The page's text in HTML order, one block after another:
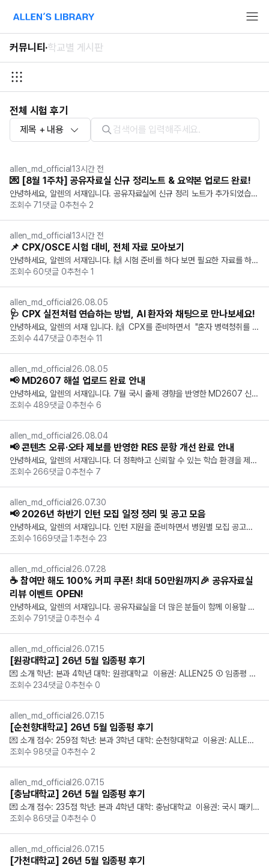
알렌의 서재 홈페이지로 이동
커뮤니티 ·학교별 게시판
전체 시험 후기
제목 + 내용
allen_md_official13시간 전
💌 [8월 1주차] 공유자료실 신규 정리노트 & 요약본 업로드 완료!
안녕하세요, 알렌의 서재입니다. 공유자료실에 신규 정리 노트가 추가되었습니
다! ✨ 기종평부터 국시 노트까지 직접 정리한 다양한 학습 노트를 확인하고, 필
조회수 71댓글 0추천수 2
allen_md_official13시간 전
📌 CPX/OSCE 시험 대비, 전체 자료 모아보기
안녕하세요, 알렌의 서재입니다. 🙌 시험 준비를 하다 보면 필요한 자료를 하나
씩 찾아보는 데 생각보다 시간이 많이 드는데요. 그래서 곧 다가오는 CPX/OS
조회수 60댓글 0추천수 1
allen_md_official26.08.05
🩺 CPX 실전처럼 연습하는 방법, AI 환자와 채팅으로 만나보세요!
안녕하세요, 알렌의 서재 입니다. 🙌 ​ CPX를 준비하면서  "혼자 병력청취를 연
습하기 어렵다." ,  "실전처럼 대화하며 연습할 방법이 없을까?"  고민해보신 적
조회수447댓글 0추천수 11
allen_md_official26.08.05
📢 MD2607 해설 업로드 완료 안내
안녕하세요, 알렌의 서재입니다. 7월 국시 출제 경향을 반영한 MD2607 신규
문항 해설 업로드가 완료 되었습니다. 🎉 📝 해설 확인 방법 나의 서재 -> 과목
조회수489댓글 0추천수 6
allen_md_official26.08.04
📢 콘텐츠 오류·오타 제보를 반영한 RES 문항 개선 완료 안내
안녕하세요, 알렌의 서재입니다. 더 정확하고 신뢰할 수 있는 학습 환경을 제공
하기 위해,   콘텐츠 오류·오타 제보를 바탕으로 RES 문항 개선 작업을 진행했
조회수 266댓글 0추천수 7
allen_md_official26.07.30
📢 2026년 하반기 인턴 모집 일정 정리 및 공고 모음
안녕하세요, 알렌의 서재입니다. 인턴 지원을 준비하면서 병원별 모집 공고를
하나씩 찾아보기 번거로우셨나요? 한곳에서 편하게 확인하실 수 있도록 병원
조회수1669댓글1추천수 23
allen_md_official26.07.28
☕ 참여만 해도 100% 커피 쿠폰! 최대 50만원까지🎉 공유자료실
리뷰 이벤트 OPEN!
안녕하세요, 알렌의 서재입니다. 공유자료실을 더 많은 분들이 함께 이용할 수
있도록 리뷰 이벤트가 새롭게 돌아왔습니다! 추천 1건 + 리뷰 1건만 작성하면
조회수 791 댓글 0추천수 4
allen_md_official26.07.15
[원광대학교] 26년 5월 임종평 후기
💌 소개 학년: 본과 4학년 대학: 원광대학교  이용권: ALLEN25 ① 임종평 체
감 난이도와 시험 후기를 작성해주세요. 이번 임종평은 전반적으로 이전보다
조회수 234댓글 0추천수 0
allen_md_official26.07.15
[순천향대학교] 26년 5월 임종평 후기
💌 소개 점수: 259점 학년: 본과 3학년 대학: 순천향대학교  이용권: ALLEN2
5 ① 임종평 체감 난이도와 시험 후기를 작성해주세요. 1,2 교시는 풀 만하다고
조회수 98댓글 0추천수 2
allen_md_official26.07.15
[충남대학교] 26년 5월 임종평 후기
💌 소개 점수: 235점 학년: 본과 4학년 대학: 충남대학교  이용권: 국시 패키
지 무료 체험 ① 임종평 체감 난이도와 시험 후기를 작성해주세요. 간단한 문제
조회수 86댓글 0추천수 0
allen_md_official26.07.15
[가천대학교] 26년 5월 임종평 후기